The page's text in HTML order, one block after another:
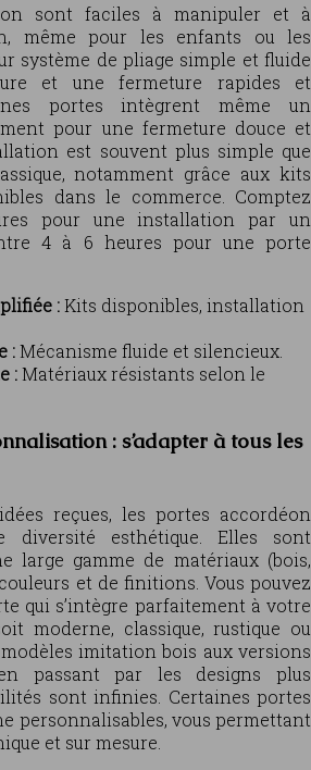
sont faciles à manipuler et à
même pour les enfants ou les
système de pliage simple et fluide
et une fermeture rapides et
portes intègrent même un
pour une fermeture douce et
est souvent plus simple que
notamment grâce aux kits
dans le commerce. Comptez
pour une installation par un
4 à 6 heures pour une porte
:Kits disponibles, installation
:Mécanisme fluide et silencieux.
:Matériaux résistants selon le
: s’adapter à tous les
reçues, les portes accordéon
diversité esthétique. Elles sont
large gamme de matériaux (bois,
et de finitions. Vous pouvez
qui s’intègre parfaitement à votre
moderne, classique, rustique ou
imitation bois aux versions
passant par les designs plus
sont infinies. Certaines portes
personnalisables, vous permettant
et sur mesure.